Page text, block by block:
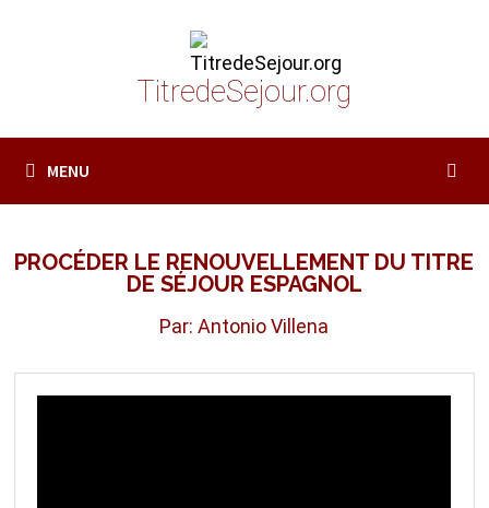
TitredeSejour.org
MENU
PROCÉDER LE RENOUVELLEMENT DU TITRE
DE SÉJOUR ESPAGNOL
Par: Antonio Villena